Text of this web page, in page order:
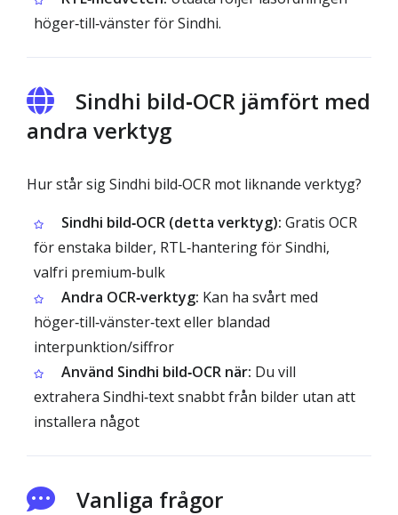
höger‑till‑vänster för Sindhi.
Sindhi bild‑OCR jämfört med
andra verktyg
Hur står sig Sindhi bild‑OCR mot liknande verktyg?
Sindhi bild‑OCR (detta verktyg): Gratis OCR
för enstaka bilder, RTL‑hantering för Sindhi,
valfri premium‑bulk
Andra OCR‑verktyg: Kan ha svårt med
höger‑till‑vänster‑text eller blandad
interpunktion/siffror
Använd Sindhi bild‑OCR när: Du vill
extrahera Sindhi‑text snabbt från bilder utan att
installera något
Vanliga frågor